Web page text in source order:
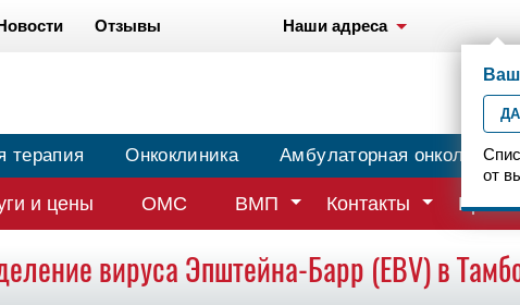
Отзывы Наши адреса
ДА
от
терапия Онкоклиника Амбулаторная онкология
и цены ОМС ВМП Контакты Врачи
вируса Эпштейна-Барр (EBV) в